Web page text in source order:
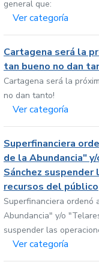
general que:
Ver categoría
Cartagena será la
tan bueno no dan
Cartagena será la
no dan tanto!
Ver categoría
Superfinanciera
de la Abundancia"
Sánchez
recursos del público
Superfinanciera ordenó
Abundancia" y/o
suspender las
Ver categoría